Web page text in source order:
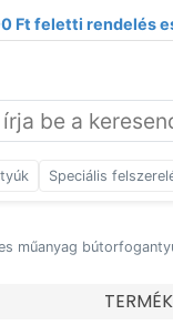
Ft feletti rendelés
Speciális
műanyag